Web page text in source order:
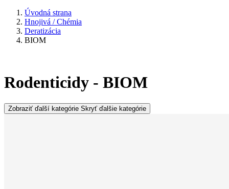
Úvodná strana
Hnojivá / Chémia
Deratizácia
BIOM
Rodenticidy - BIOM
Zobraziť ďalší kategórie Skryť ďalšie kategórie